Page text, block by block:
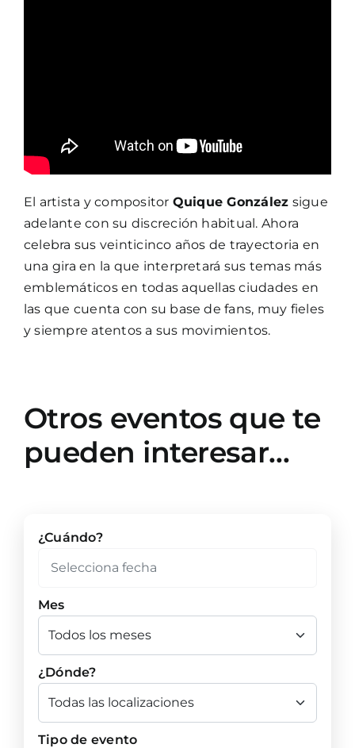
El artista y compositor Quique González sigue
adelante con su discreción habitual. Ahora
celebra sus veinticinco años de trayectoria en
una gira en la que interpretará sus temas más
emblemáticos en todas aquellas ciudades en
las que cuenta con su base de fans, muy fieles
y siempre atentos a sus movimientos.
Otros eventos que te
pueden interesar…
¿Cuándo?
Mes
¿Dónde?
Tipo de evento